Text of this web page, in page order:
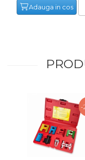
Pistol Silicon (Tub de
Silicon)
Suruburi si dibluri
Manipulat Sticla
Scule Electrice & Unelte
Adauga in cos
-